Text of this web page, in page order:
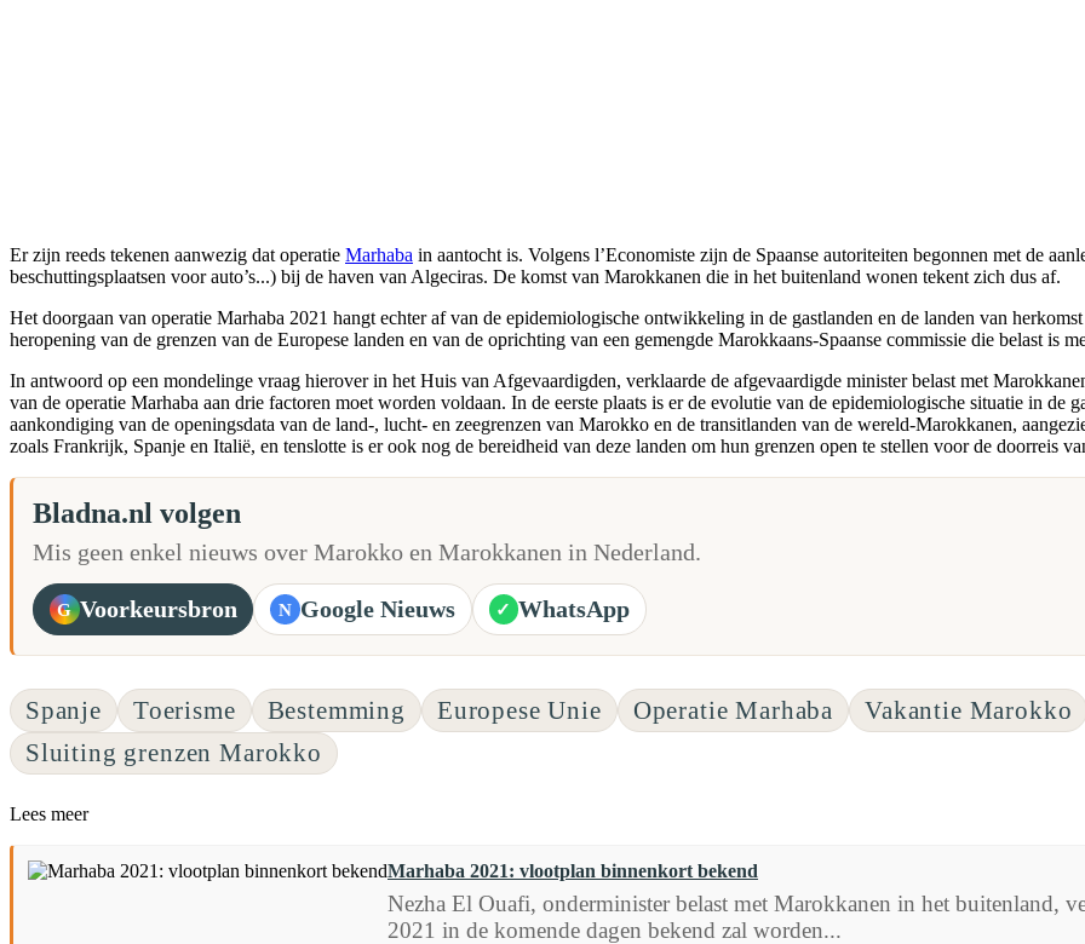
Er zijn reeds tekenen aanwezig dat operatie Marhaba in aantocht is. Volgens l’Economiste zijn de Spaanse autoriteiten begonnen met de
beschuttingsplaatsen voor auto’s...) bij de haven van Algeciras. De komst van Marokkanen die in het buitenland wonen tekent zich dus af.
Het doorgaan van operatie Marhaba 2021 hangt echter af van de epidemiologische ontwikkeling in de gastlanden en de landen van
heropening van de grenzen van de Europese landen en van de oprichting van een gemengde Marokkaans-Spaanse commissie die belast is
In antwoord op een mondelinge vraag hierover in het Huis van Afgevaardigden, verklaarde de afgevaardigde minister belast met
van de operatie Marhaba aan drie factoren moet worden voldaan. In de eerste plaats is er de evolutie van de epidemiologische situatie in de
aankondiging van de openingsdata van de land-, lucht- en zeegrenzen van Marokko en de transitlanden van de wereld-Marokkanen,
zoals Frankrijk, Spanje en Italië, en tenslotte is er ook nog de bereidheid van deze landen om hun grenzen open te stellen voor de doorreis
Bladna.nl volgen
Mis geen enkel nieuws over Marokko en Marokkanen in Nederland.
G Voorkeursbron N Google Nieuws ✓ WhatsApp
Spanje Toerisme Bestemming Europese Unie Operatie Marhaba Vakantie Marokko
Sluiting grenzen Marokko
Lees meer
Marhaba 2021: vlootplan binnenkort bekend
Nezha El Ouafi, onderminister belast met Marokkanen in het buitenland,
2021 in de komende dagen bekend zal worden...